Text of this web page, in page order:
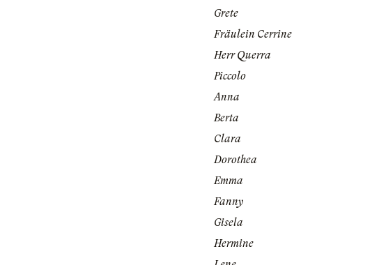
Grete
Fräulein Cerrine
Herr Querra
Piccolo
Anna
Berta
Clara
Dorothea
Emma
Fanny
Gisela
Hermine